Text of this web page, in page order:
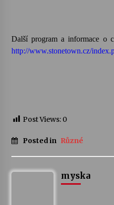
Další program a informace o
http://www.stonetown.cz/
Post Views: 0
Posted in Různé
myska